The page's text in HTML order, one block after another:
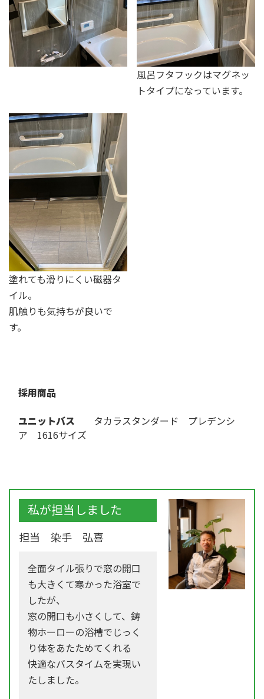
風呂フタフックはマグネッ
トタイプになっています。
塗れても滑りにくい磁器タ
イル。
肌触りも気持ちが良いで
す。
採用商品
ユニットバス タカラスタンダード プレデンシ
ア 1616サイズ
私が担当しました
担当 染手 弘喜
全面タイル張りで窓の開口
も大きくて寒かった浴室で
したが、
窓の開口も小さくして、鋳
物ホーローの浴槽でじっく
り体をあたためてくれる
快適なバスタイムを実現い
たしました。